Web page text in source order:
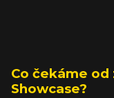
Co čekáme
Showcase?